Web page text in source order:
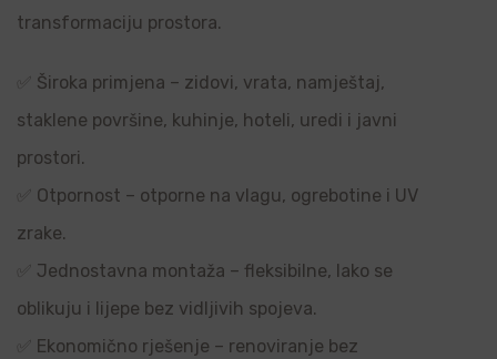
transformaciju prostora.
✅ Široka primjena – zidovi, vrata, namještaj,
staklene površine, kuhinje, hoteli, uredi i javni
prostori.
✅ Otpornost – otporne na vlagu, ogrebotine i UV
zrake.
✅ Jednostavna montaža – fleksibilne, lako se
oblikuju i lijepe bez vidljivih spojeva.
✅ Ekonomično rješenje – renoviranje bez